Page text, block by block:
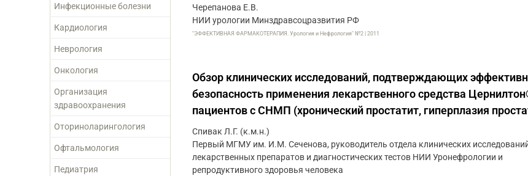
Инфекционные болезни
Кардиология
Неврология
Онкология
Организация
здравоохранения
Оториноларингология
Офтальмология
Педиатрия
Черепанова Е.В.
НИИ урологии Минздравсоцразвития РФ
"ЭФФЕКТИВНАЯ ФАРМАКОТЕРАПИЯ. Урология и Нефрология" №2 | 2011
Обзор клинических исследований, подтверждающих
безопасность применения лекарственного средства
пациентов с СНМП (хронический простатит, гиперплазия
Спивак Л.Г. (к.м.н.)
Первый МГМУ им. И.М. Сеченова, руководитель отдела клинических
лекарственных препаратов и диагностических тестов НИИ Уронефрологии и
репродуктивного здоровья человека